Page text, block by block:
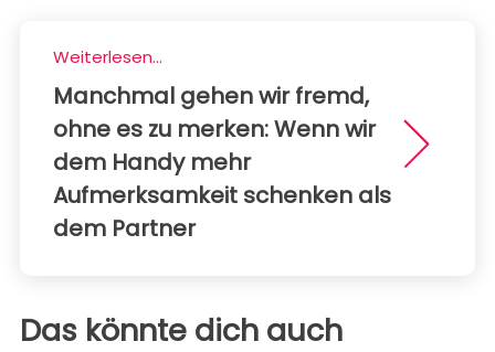
Weiterlesen...
Manchmal gehen wir fremd,
ohne es zu merken: Wenn wir
dem Handy mehr
Aufmerksamkeit schenken als
dem Partner
Das könnte dich auch